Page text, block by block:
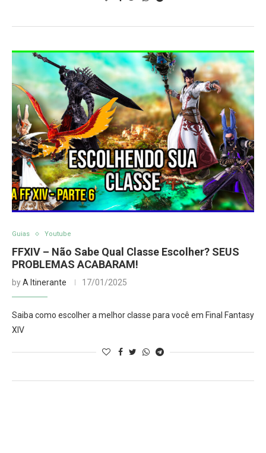
Guias Youtube
FFXIV – Não Sabe Qual Classe Escolher? SEUS
PROBLEMAS ACABARAM!
byA Itinerante 17/01/2025
Saiba como escolher a melhor classe para você em Final Fantasy
XIV